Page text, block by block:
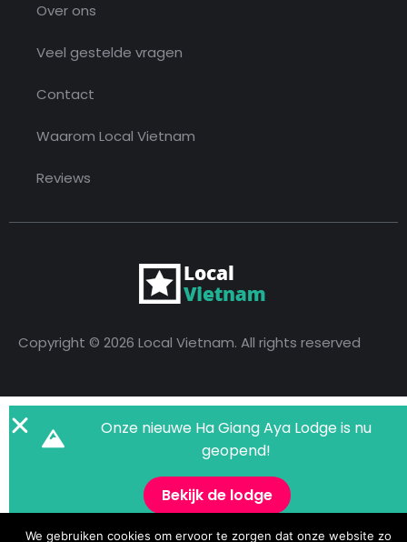
Over ons
Veel gestelde vragen
Contact
Waarom Local Vietnam
Reviews
Copyright © 2026 Local Vietnam. All rights reserved
Onze nieuwe Ha Giang Aya Lodge is nu
geopend!
Bekijk de lodge
We gebruiken cookies om ervoor te zorgen dat onze website zo